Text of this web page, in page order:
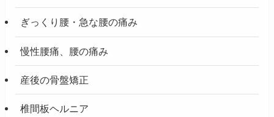
ぎっくり腰・急な腰の痛み
慢性腰痛、腰の痛み
産後の骨盤矯正
椎間板ヘルニア